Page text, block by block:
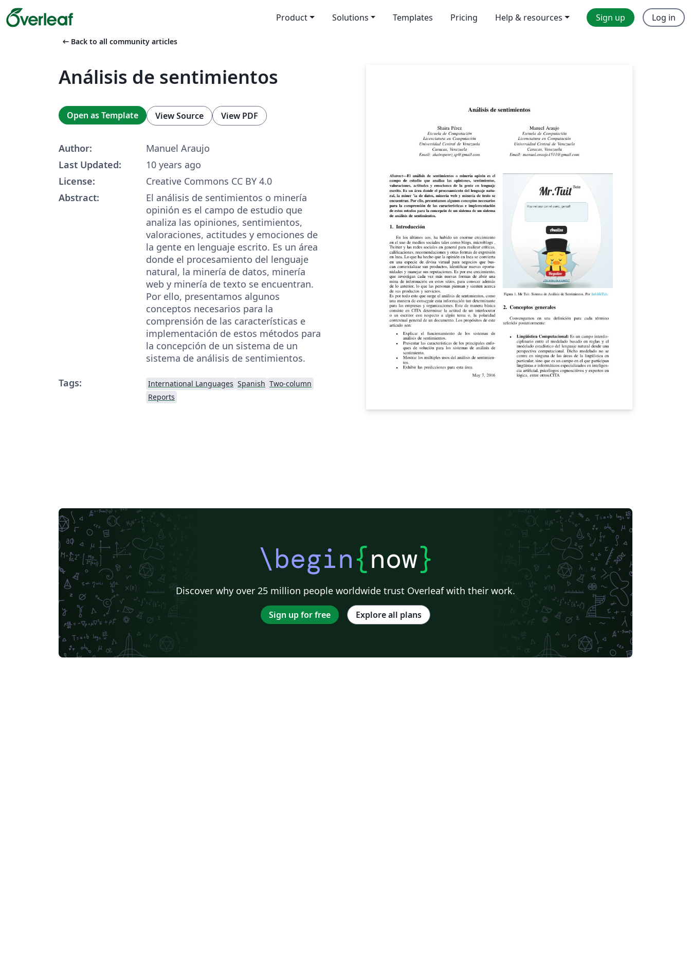
Product Solutions Templates Pricing Help & resources Sign up Log in
arrow_left_alt Back to all community articles
Análisis de sentimientos
Open as Template View Source View PDF
Author:
Manuel Araujo
Last Updated:
10 years ago
License:
Creative Commons CC BY 4.0
Abstract:
El análisis de sentimientos o minería
opinión es el campo de estudio que
analiza las opiniones, sentimientos,
valoraciones, actitudes y emociones de
la gente en lenguaje escrito. Es un área
donde el procesamiento del lenguaje
natural, la minería de datos, minería
web y minería de texto se encuentran.
Por ello, presentamos algunos
conceptos necesarios para la
comprensión de las características e
implementación de estos métodos para
la concepción de un sistema de un
sistema de análisis de sentimientos.
Tags:
International Languages Spanish Two-column
Reports
\begin{now}
Discover why over 25 million people worldwide trust Overleaf with their work.
Sign up for free Explore all plans